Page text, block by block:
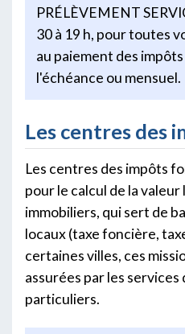
PRÉLÈVEMENT
30 à 19 h, pour toutes
au paiement des
l'échéance ou mensuel.
Les centres des
Les centres des impôts
pour le calcul de la
immobiliers, qui sert de
locaux (taxe foncière,
certaines villes, ces
assurées par les services
particuliers.